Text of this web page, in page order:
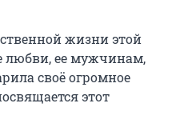
жизни этой
любви, ее мужчинам,
своё огромное
этот